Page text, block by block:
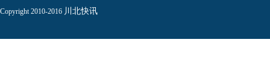
Copyright 2010-2016 川北快讯